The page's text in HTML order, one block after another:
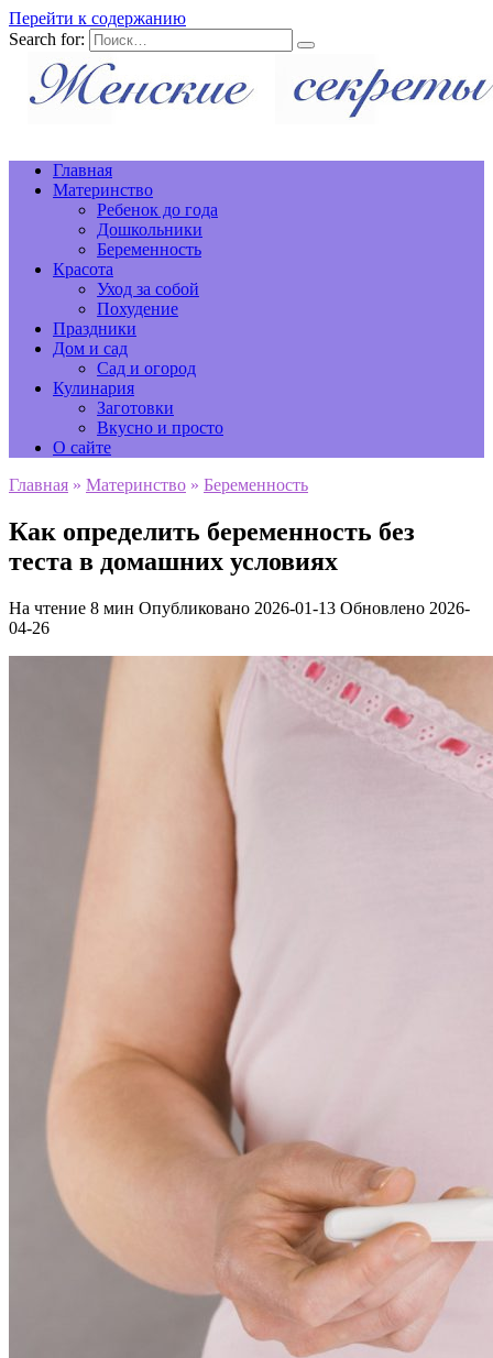
Перейти к содержанию
Search for:
Главная
Материнство
Ребенок до года
Дошкольники
Беременность
Красота
Уход за собой
Похудение
Праздники
Дом и сад
Сад и огород
Кулинария
Заготовки
Вкусно и просто
О сайте
Главная » Материнство » Беременность
Как определить беременность без
теста в домашних условиях
На чтение 8 мин Опубликовано 2026-01-13 Обновлено 2026-
04-26